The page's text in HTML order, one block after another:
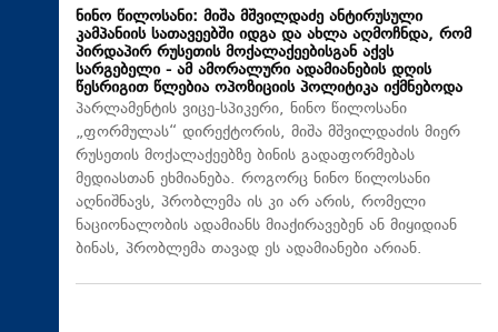
ნინო წილოსანი: მიშა მშვილდაძე ანტირუსული
კამპანიის სათავეებში იდგა და ახლა აღმოჩნდა, რომ
პირდაპირ რუსეთის მოქალაქეებისგან აქვს
სარგებელი - ამ ამორალური ადამიანების დღის
წესრიგით წლებია ოპოზიციის პოლიტიკა იქმნებოდა
პარლამენტის ვიცე-სპიკერი, ნინო წილოსანი
„ფორმულას“ დირექტორის, მიშა მშვილდაძის მიერ
რუსეთის მოქალაქეებზე ბინის გადაფორმებას
მედიასთან ეხმიანება. როგორც ნინო წილოსანი
აღნიშნავს, პრობლემა ის კი არ არის, რომელი
ნაციონალობის ადამიანს მიაქირავებენ ან მიყიდიან
ბინას, პრობლემა თავად ეს ადამიანები არიან.